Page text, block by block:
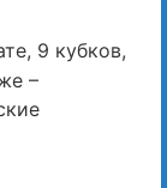
9 кубков,
–